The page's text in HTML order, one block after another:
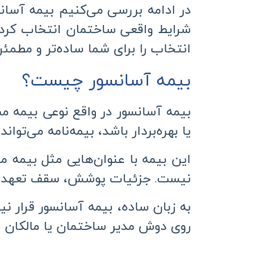
در ادامه بررسی می‌کنیم بیمه
شرایط واقعی ساختمان انتخاب
انتخاب را برای شما ساده‌تر و
بیمه آسانسور چیست؟
بیمه آسانسور در واقع نوعی
یا بهره‌بردار باشد، بیمه‌نامه
این بیمه با عنوان‌هایی مثل
نیست. جزئیات پوشش، سقف
به زبان ساده، بیمه آسانسور
روی دوش مدیر ساختمان یا مالکان